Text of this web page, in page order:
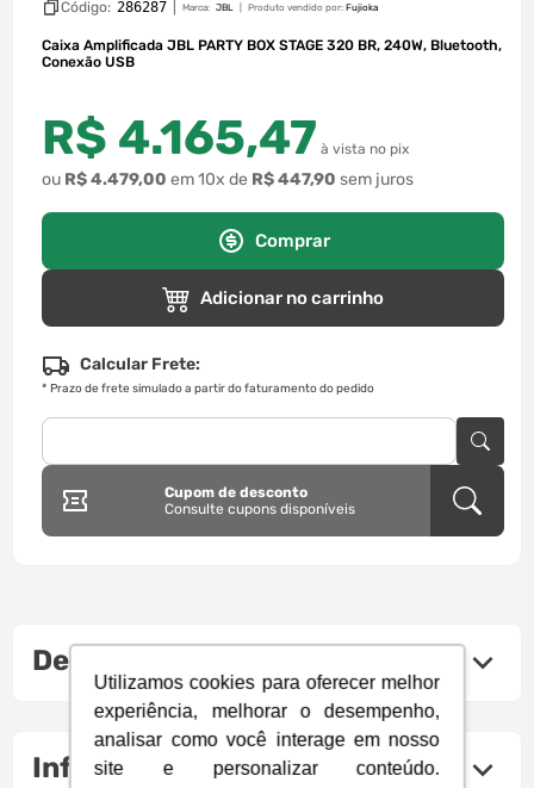
Utilizamos cookies para oferecer melhor
experiência, melhorar o desempenho,
analisar como você interage em nosso
site e personalizar conteúdo.
Código: 286287 Marca: JBL Produto vendido por: Fujioka
Caixa Amplificada JBL PARTY BOX STAGE 320 BR, 240W, Bluetooth,
Conexão USB
R$ 4.165,47 à vista no pix
ou R$4.479,00 em10x de R$447,90 sem juros
Comprar
Adicionar no carrinho
Calcular Frete:
* Prazo de frete simulado a partir do faturamento do pedido
Cupom de desconto
Consulte cupons disponíveis
Descrição do produto
Informações Técnicas